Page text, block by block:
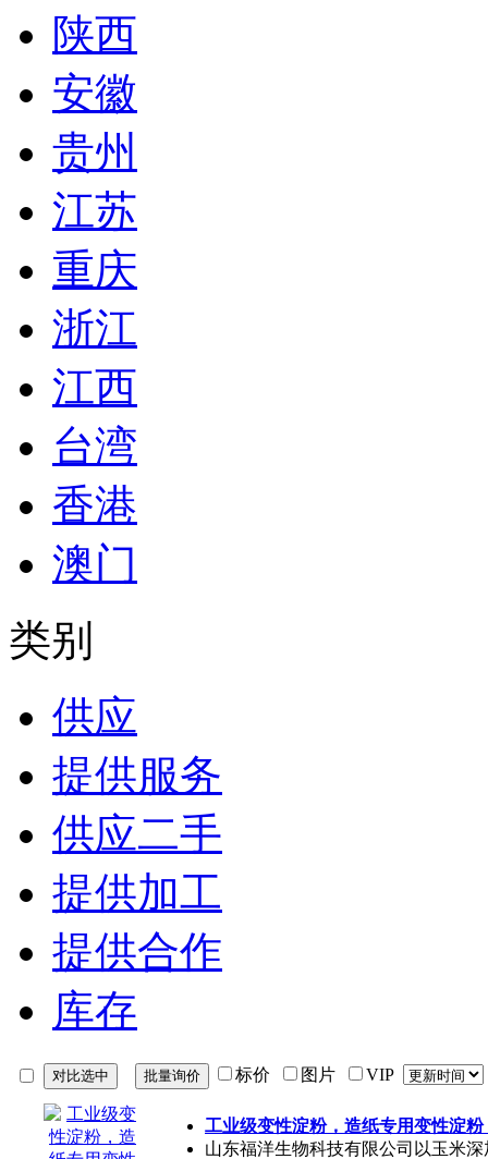
陕西
安徽
贵州
江苏
重庆
浙江
江西
台湾
香港
澳门
类别
供应
提供服务
供应二手
提供加工
提供合作
库存
标价 图片 VIP
工业级变性淀粉，造纸专用变性淀
山东福洋生物科技有限公司以玉米